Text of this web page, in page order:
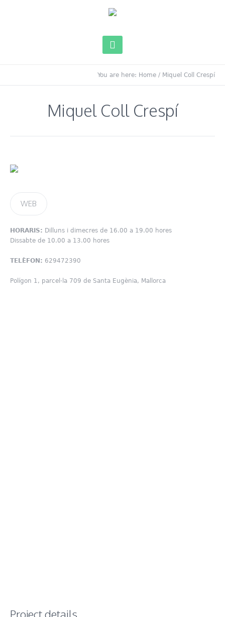
You are here: Home / Miquel Coll Crespí
Miquel Coll Crespí
WEB
HORARIS: Dilluns i dimecres de 16.00 a 19.00 hores
Dissabte de 10.00 a 13.00 hores
TELÈFON: 629472390
Polígon 1, parcel·la 709 de Santa Eugènia, Mallorca
Project details